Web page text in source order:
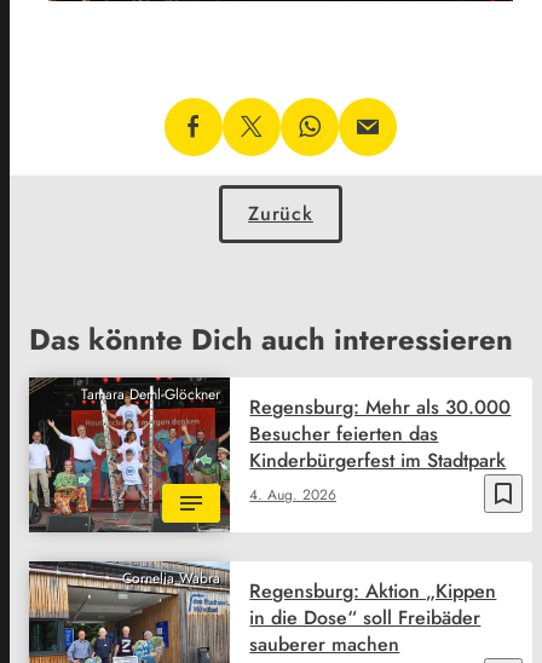
Zurück
Das könnte Dich auch interessieren
Tamara Deml-Glöckner
bookmark_border
4. Aug. 2026
Regensburg: Mehr als 30.000
Besucher feierten das
Kinderbürgerfest im Stadtpark
Cornelia Wabra
Regensburg: Aktion „Kippen
in die Dose“ soll Freibäder
sauberer machen